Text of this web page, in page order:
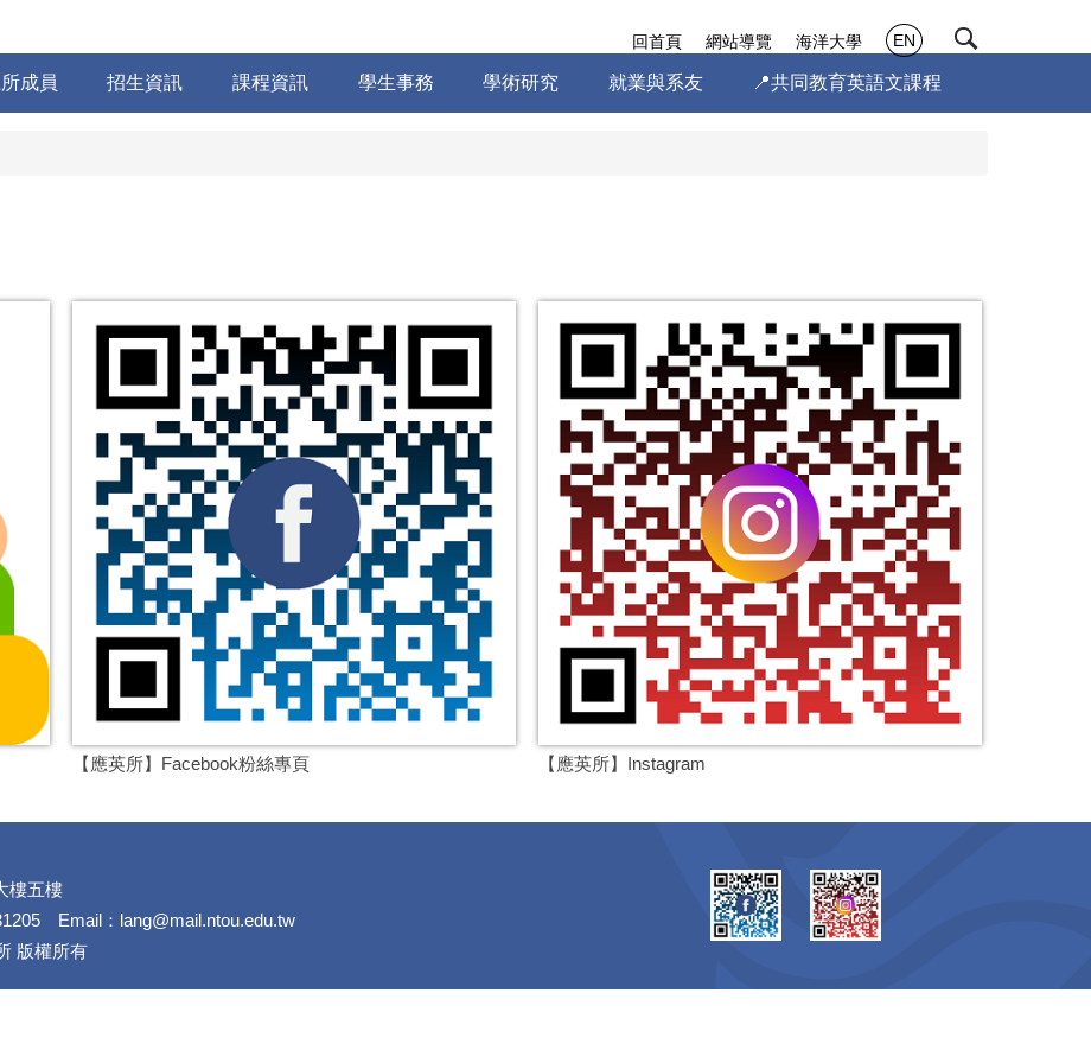
成員 招生資訊 課程資訊 學生事務 學術研究 就業與系友 📍共同教育英語文課程
回首頁 網站導覽 海洋大學 EN
【應英所】Facebook粉絲專頁 【應英所】Instagram
樓五樓
Email： lang@mail.ntou.edu.tw
版權所有